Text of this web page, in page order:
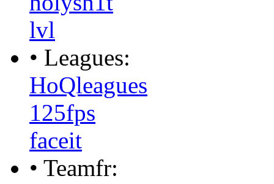
lvl
• Leagues:
HoQleagues
125fps
faceit
• Teamfr: